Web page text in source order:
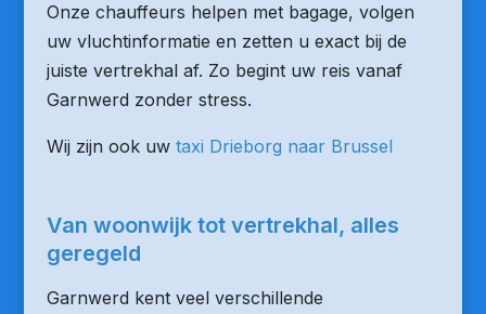
Onze chauffeurs helpen met bagage, volgen
uw vluchtinformatie en zetten u exact bij de
juiste vertrekhal af. Zo begint uw reis vanaf
Garnwerd zonder stress.
Wij zijn ook uw taxi Drieborg naar Brussel
Van woonwijk tot vertrekhal, alles
geregeld
Garnwerd kent veel verschillende